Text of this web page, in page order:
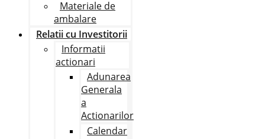
Materiale de
ambalare
Relatii cu Investitorii
Informatii
actionari
Adunarea
Generala
a
Actionarilor
Calendar